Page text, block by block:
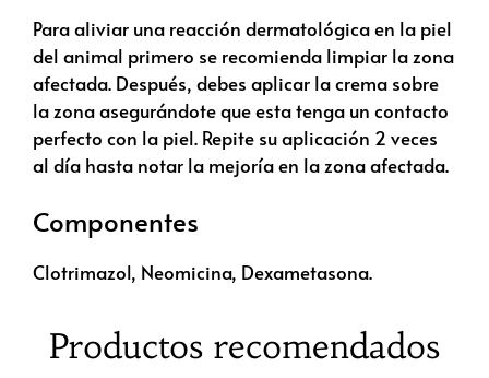
Para aliviar una reacción dermatológica en la piel
del animal primero se recomienda limpiar la zona
afectada. Después, debes aplicar la crema sobre
la zona asegurándote que esta tenga un contacto
perfecto con la piel. Repite su aplicación 2 veces
al día hasta notar la mejoría en la zona afectada.
Componentes
Clotrimazol, Neomicina, Dexametasona.
Productos recomendados